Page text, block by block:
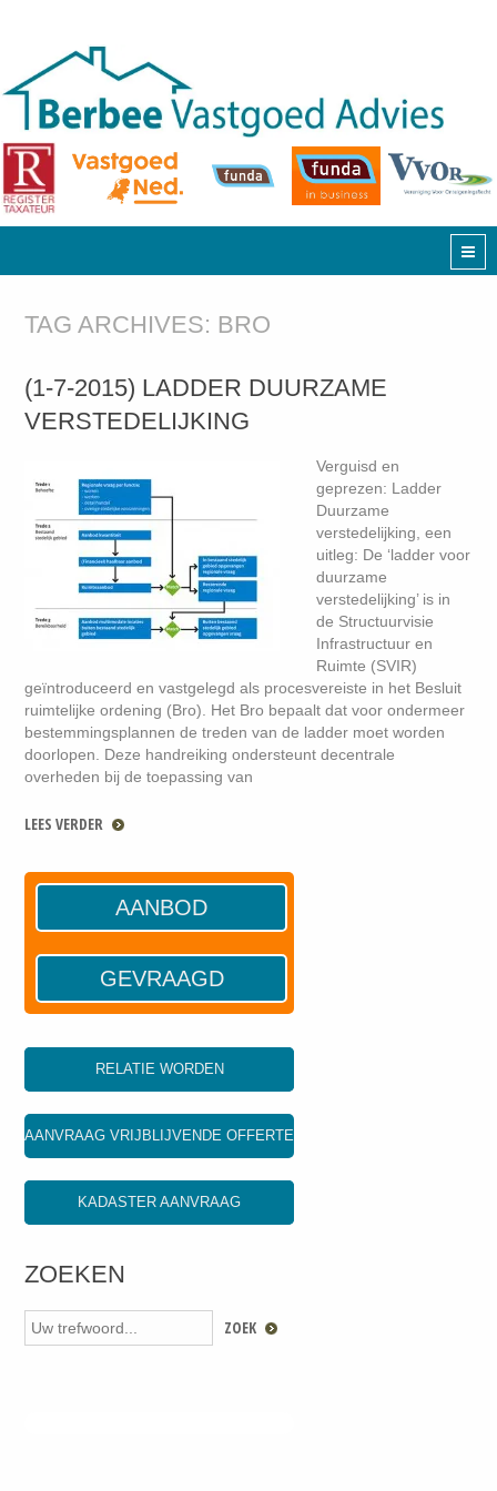
TAG ARCHIVES: BRO
(1-7-2015) LADDER DUURZAME
VERSTEDELIJKING
Verguisd en
geprezen: Ladder
Duurzame
verstedelijking, een
uitleg: De ‘ladder voor
duurzame
verstedelijking’ is in
de Structuurvisie
Infrastructuur en
Ruimte (SVIR)
geïntroduceerd en vastgelegd als procesvereiste in het Besluit
ruimtelijke ordening (Bro). Het Bro bepaalt dat voor ondermeer
bestemmingsplannen de treden van de ladder moet worden
doorlopen. Deze handreiking ondersteunt decentrale
overheden bij de toepassing van
LEES VERDER
AANBOD
GEVRAAGD
RELATIE WORDEN
AANVRAAG VRIJBLIJVENDE OFFERTE
KADASTER AANVRAAG
ZOEKEN